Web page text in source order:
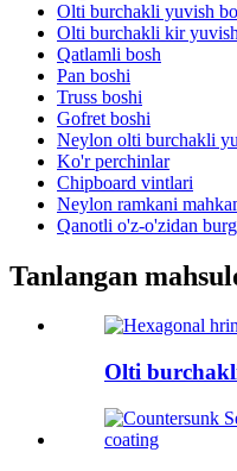
Olti burchakli yuvish
Olti burchakli kir
Qatlamli bosh
Pan boshi
Truss boshi
Gofret boshi
Neylon olti burchakli
Ko'r perchinlar
Chipboard vintlari
Neylon ramkani
Qanotli o'z-o'zidan
Tanlangan
Olti